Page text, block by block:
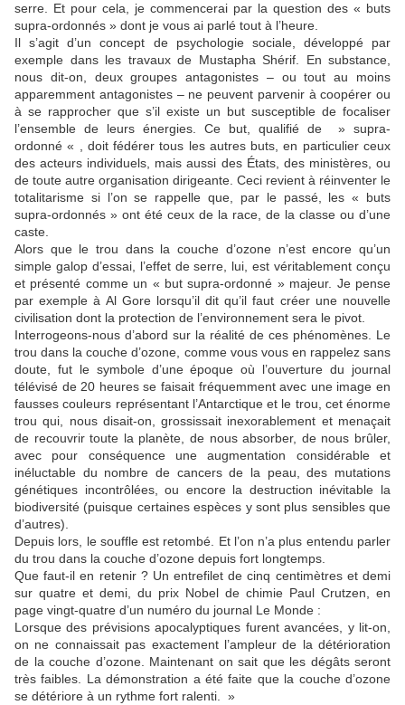
serre. Et pour cela, je commencerai par la question des « buts
supra-ordonnés » dont je vous ai parlé tout à l’heure.
Il s’agit d’un concept de psychologie sociale, développé par
exemple dans les travaux de Mustapha Shérif. En substance,
nous dit-on, deux groupes antagonistes – ou tout au moins
apparemment antagonistes – ne peuvent parvenir à coopérer ou
à se rapprocher que s’il existe un but susceptible de focaliser
l’ensemble de leurs énergies. Ce but, qualifié de » supra-
ordonné « , doit fédérer tous les autres buts, en particulier ceux
des acteurs individuels, mais aussi des États, des ministères, ou
de toute autre organisation dirigeante. Ceci revient à réinventer le
totalitarisme si l’on se rappelle que, par le passé, les « buts
supra-ordonnés » ont été ceux de la race, de la classe ou d’une
caste.
Alors que le trou dans la couche d’ozone n’est encore qu’un
simple galop d’essai, l’effet de serre, lui, est véritablement conçu
et présenté comme un « but supra-ordonné » majeur. Je pense
par exemple à Al Gore lorsqu’il dit qu’il faut créer une nouvelle
civilisation dont la protection de l’environnement sera le pivot.
Interrogeons-nous d’abord sur la réalité de ces phénomènes. Le
trou dans la couche d’ozone, comme vous vous en rappelez sans
doute, fut le symbole d’une époque où l’ouverture du journal
télévisé de 20 heures se faisait fréquemment avec une image en
fausses couleurs représentant l’Antarctique et le trou, cet énorme
trou qui, nous disait-on, grossissait inexorablement et menaçait
de recouvrir toute la planète, de nous absorber, de nous brûler,
avec pour conséquence une augmentation considérable et
inéluctable du nombre de cancers de la peau, des mutations
génétiques incontrôlées, ou encore la destruction inévitable la
biodiversité (puisque certaines espèces y sont plus sensibles que
d’autres).
Depuis lors, le souffle est retombé. Et l’on n’a plus entendu parler
du trou dans la couche d’ozone depuis fort longtemps.
Que faut-il en retenir ? Un entrefilet de cinq centimètres et demi
sur quatre et demi, du prix Nobel de chimie Paul Crutzen, en
page vingt-quatre d’un numéro du journal Le Monde :
Lorsque des prévisions apocalyptiques furent avancées, y lit-on,
on ne connaissait pas exactement l’ampleur de la détérioration
de la couche d’ozone. Maintenant on sait que les dégâts seront
très faibles. La démonstration a été faite que la couche d’ozone
se détériore à un rythme fort ralenti. »